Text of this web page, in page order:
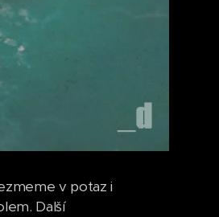
v potaz i
Další